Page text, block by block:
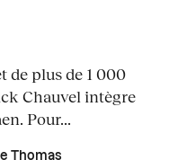
de plus de 1 000
Chauvel intègre
Pour...
Thomas